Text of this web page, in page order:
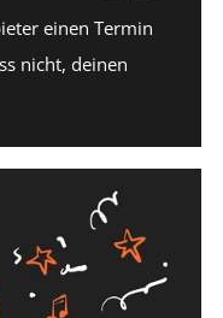
einen Termin
nicht, deinen